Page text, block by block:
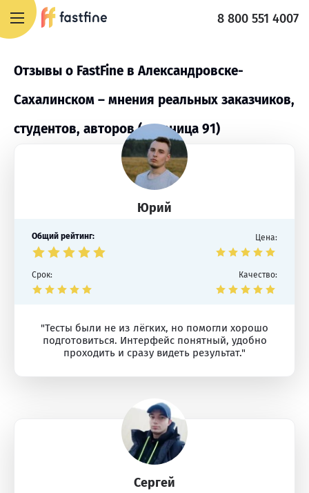
8 800 551 4007
Отзывы о FastFine в Александровске-
Сахалинском – мнения реальных заказчиков,
студентов, авторов (страница 91)
Юрий
Общий рейтинг: Цена:
Срок: Качество:
"Тесты были не из лёгких, но помогли хорошо
подготовиться. Интерфейс понятный, удобно
проходить и сразу видеть результат."
Сергей